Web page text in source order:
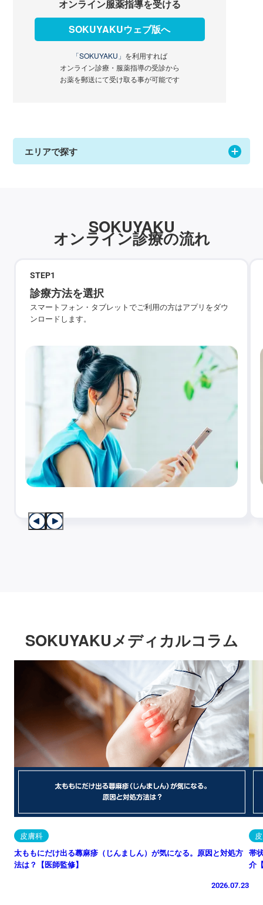
オンライン服薬指導を受ける
SOKUYAKUウェブ版へ
「SOKUYAKU」 を利用すれば
オンライン診療・服薬指導の受診から
お薬を郵送にて受け取る事が可能です
エリアで探す
SOKUYAKU
オンライン診療の流れ
STEP1
診療方法を選択
スマートフォン・タブレットでご利用の方はアプリをダウ
ンロードします。
SOKUYAKUメディカルコラム
皮膚科
太ももにだけ出る蕁麻疹（じんましん）が気になる。原因と対処方
法は？【医師監修】
2026.07.23
帯
介